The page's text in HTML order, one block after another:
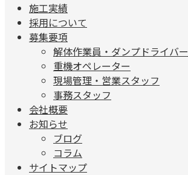
施工実績
採用について
募集要項
解体作業員・ダンプドライバー
重機オペレーター
現場管理・営業スタッフ
事務スタッフ
会社概要
お知らせ
ブログ
コラム
サイトマップ